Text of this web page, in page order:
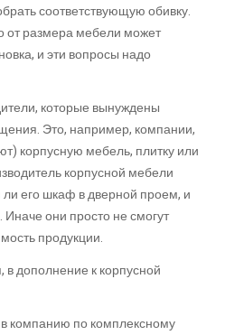
соответствующую обивку.
от размера мебели может
и эти вопросы надо
которые вынуждены
Это, например, компании,
корпусную мебель, плитку или
корпусной мебели
его шкаф в дверной проем, и
они просто не смогут
продукции.
дополнение к корпусной
компанию по комплексному